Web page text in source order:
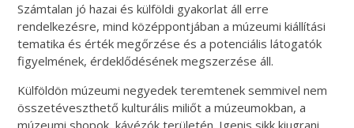
Számtalan jó hazai és külföldi gyakorlat áll erre
rendelkezésre, mind középpontjában a múzeumi kiállítási
tematika és érték megőrzése és a potenciális látogatók
figyelmének, érdeklődésének megszerzése áll.
Külföldön múzeumi negyedek teremtenek semmivel nem
összetéveszthető kulturális miliőt a múzeumokban, a